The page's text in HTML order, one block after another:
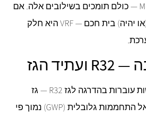
City Multi עם M-Net — כולם תומכים בשילובים אלה. אם
הבית שלכם הוא (או יהיה) בית חכם — VRF היא חלק
מערכות VRF חדשות עוברות בהדרגה לגז R32 — גז
קירור עם פוטנציאל התחממות גלובלית (GWP) נמוך פי